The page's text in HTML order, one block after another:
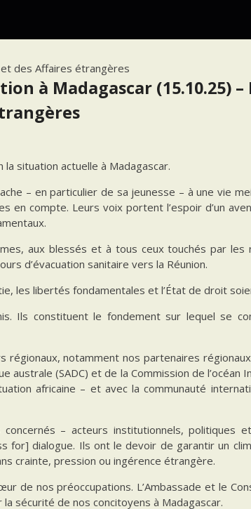
et des Affaires étrangères
à Madagascar (15.10.25)
situation actuelle à Madagascar.
– en particulier de sa jeunesse – à une vie
compte. Leurs voix portent l’espoir d’un
aux blessés et à tous ceux touchés par les
d’évacuation sanitaire vers la Réunion.
les libertés fondamentales et l’État de droit
Ils constituent le fondement sur lequel se
notamment nos partenaires régionaux
australe (SADC) et de la Commission de l’océan
africaine – et avec la communauté
– acteurs institutionnels, politiques
for] dialogue. Ils ont le devoir de garantir un
crainte, pression ou ingérence étrangère.
de nos préoccupations. L’Ambassade et le
sécurité de nos concitoyens à Madagascar.